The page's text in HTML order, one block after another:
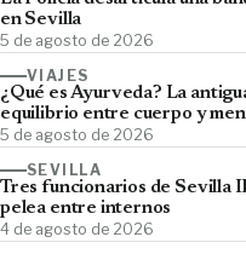
en Sevilla
5 de agosto de 2026
VIAJES
¿Qué es Ayurveda? La
equilibrio entre cuerpo y
5 de agosto de 2026
SEVILLA
Tres funcionarios de Sevilla
pelea entre internos
4 de agosto de 2026